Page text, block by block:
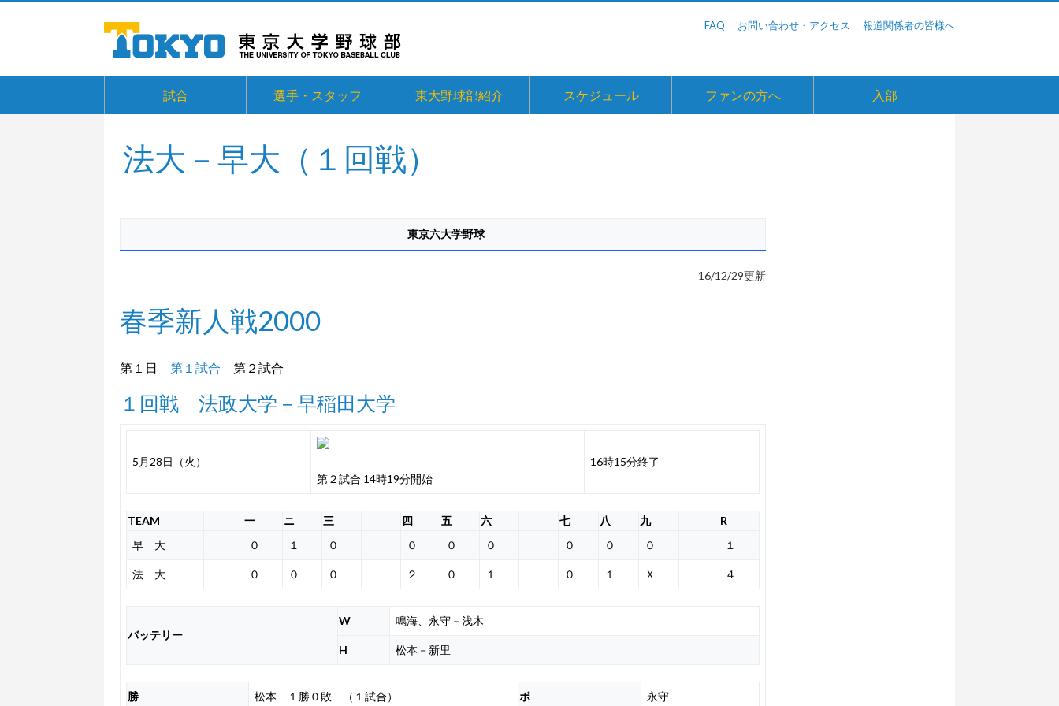
FAQ お問い合わせ・アクセス 報道関係者の皆様へ
試合 選手・スタッフ 東大野球部紹介 スケジュール ファンの方へ 入部
法大－早大（１回戦）
東京六大学野球
16/12/29更新
春季新人戦2000
第１日 第１試合 第２試合
１回戦 法政大学－早稲田大学
5月28日（火）
第２試合 14時19分開始
16時15分終了
TEAM 一 ニ 三 四 五 六 七 八 九
R
早 大
０ １ ０ ０ ０ ０ ０ ０ ０ １
法 大 ０ ０ ０ ２ ０ １ ０ １ Ｘ ４
バッテリー
W 鳴海、永守－浅木
H 松本－新里
勝 松本 １勝０敗 （１試合） ボ 永守